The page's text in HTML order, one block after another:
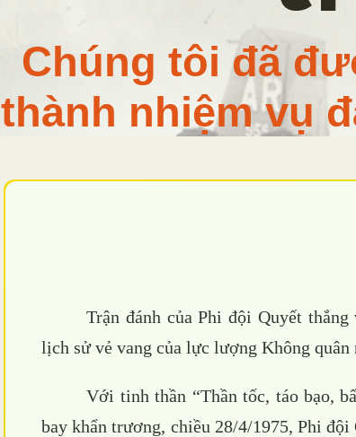
Chúng tôi đã
thành nhiệm vụ
Trận đánh của Phi đội Quyết
lịch sử vẻ vang của lực lượng Không quân
Với tinh thần “Thần tốc, táo bạo,
bay khẩn trương, chiều 28/4/1975, Phi